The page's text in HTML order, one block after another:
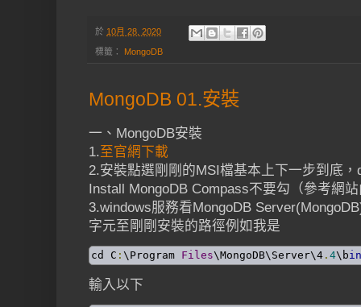
於 10月 28, 2020
標籤： MongoDB
MongoDB 01.安裝
一、MongoDB安裝
1.至官網下載
2.安裝點選剛剛的MSI檔基本上下一步到底
Install MongoDB Compass不要勾（參考網
3.windows服務看MongoDB
字元至剛剛安裝的路徑例如我是
cd C : \Program Files\MongoDB\Server\4 . 4\bin
輸入以下